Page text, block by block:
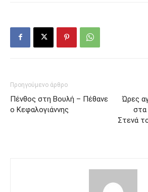
Προηγούμενο άρθρο
Πένθος στη Βουλή – Πέθανε
ο Κεφαλογιάννης
Ώρες
στα
Στενά